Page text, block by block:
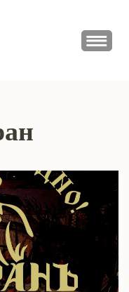
ПИКНИК
Атракционно заведение